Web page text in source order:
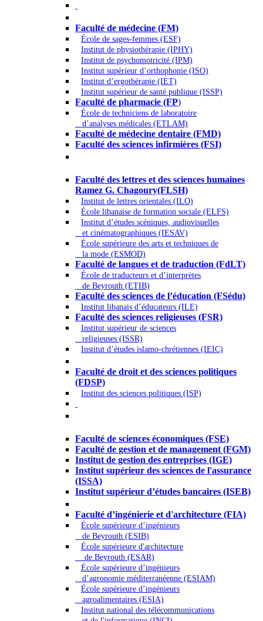
Faculté de médecine (FM)
École de sages-femmes (ESF)
Institut de physiothérapie (IPHY)
Institut de psychomotricité (IPM)
Institut supérieur d’orthophonie (ISO)
Institut d’ergothérapie (IET)
Institut supérieur de santé publique (ISSP)
Faculté de pharmacie (FP)
École de techniciens de laboratoire
d’analyses médicales (ETLAM)
Faculté de médecine dentaire (FMD)
Faculté des sciences infirmières (FSI)
Faculté des lettres et des sciences humaines
Ramez G. Chagoury(FLSH)
Institut de lettres orientales (ILO)
École libanaise de formation sociale (ELFS)
Institut d’études scéniques, audiovisuelles
et cinématographiques (IESAV)
École supérieure des arts et techniques de
la mode (ESMOD)
Faculté de langues et de traduction (FdLT)
École de traducteurs et d’interprètes
de Beyrouth (ETIB)
Faculté des sciences de l’éducation (FSédu)
Institut libanais d’éducateurs (ILE)
Faculté des sciences religieuses (FSR)
Institut supérieur de sciences
religieuses (ISSR)
Institut d’études islamo-chrétiennes (IEIC)
Faculté de droit et des sciences politiques
(FDSP)
Institut des sciences politiques (ISP)
Faculté de sciences économiques (FSE)
Faculté de gestion et de management (FGM)
Institut de gestion des entreprises (IGE)
Institut supérieur des sciences de l'assurance
(ISSA)
Institut supérieur d’études bancaires (ISEB)
Faculté d’ingénierie et d'architecture (FIA)
École supérieure d’ingénieurs
de Beyrouth (ESIB)
École supérieure d'architecture
de Beyrouth (ESAR)
École supérieure d’ingénieurs
d’agronomie méditerranéenne (ESIAM)
École supérieure d’ingénieurs
agroalimentaires (ESIA)
Institut national des télécommunications